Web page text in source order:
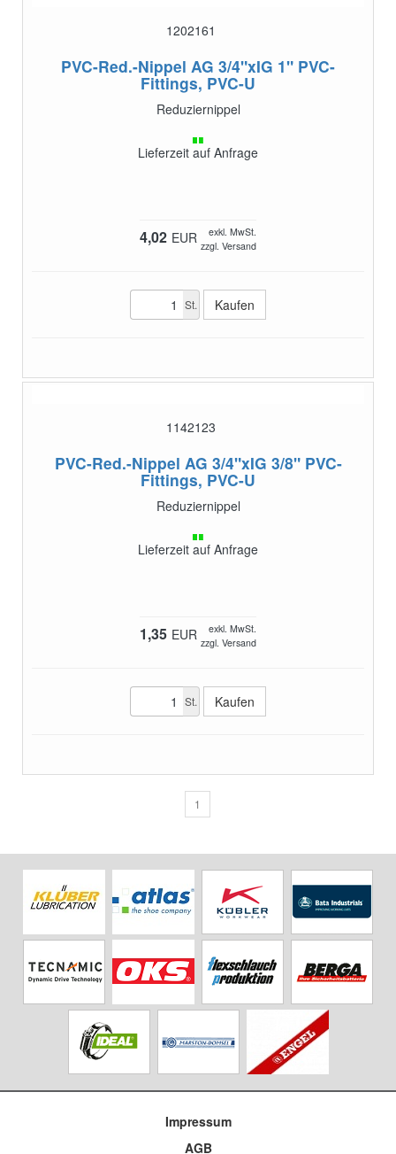
1202161
PVC-Red.-Nippel AG 3/4"xIG 1" PVC-
Fittings, PVC-U
Reduziernippel
Lieferzeit auf Anfrage
4,02 EUR
exkl. MwSt.
zzgl. Versand
St.
1142123
PVC-Red.-Nippel AG 3/4"xIG 3/8" PVC-
Fittings, PVC-U
Reduziernippel
Lieferzeit auf Anfrage
1,35 EUR
exkl. MwSt.
zzgl. Versand
St.
1
Impressum
AGB